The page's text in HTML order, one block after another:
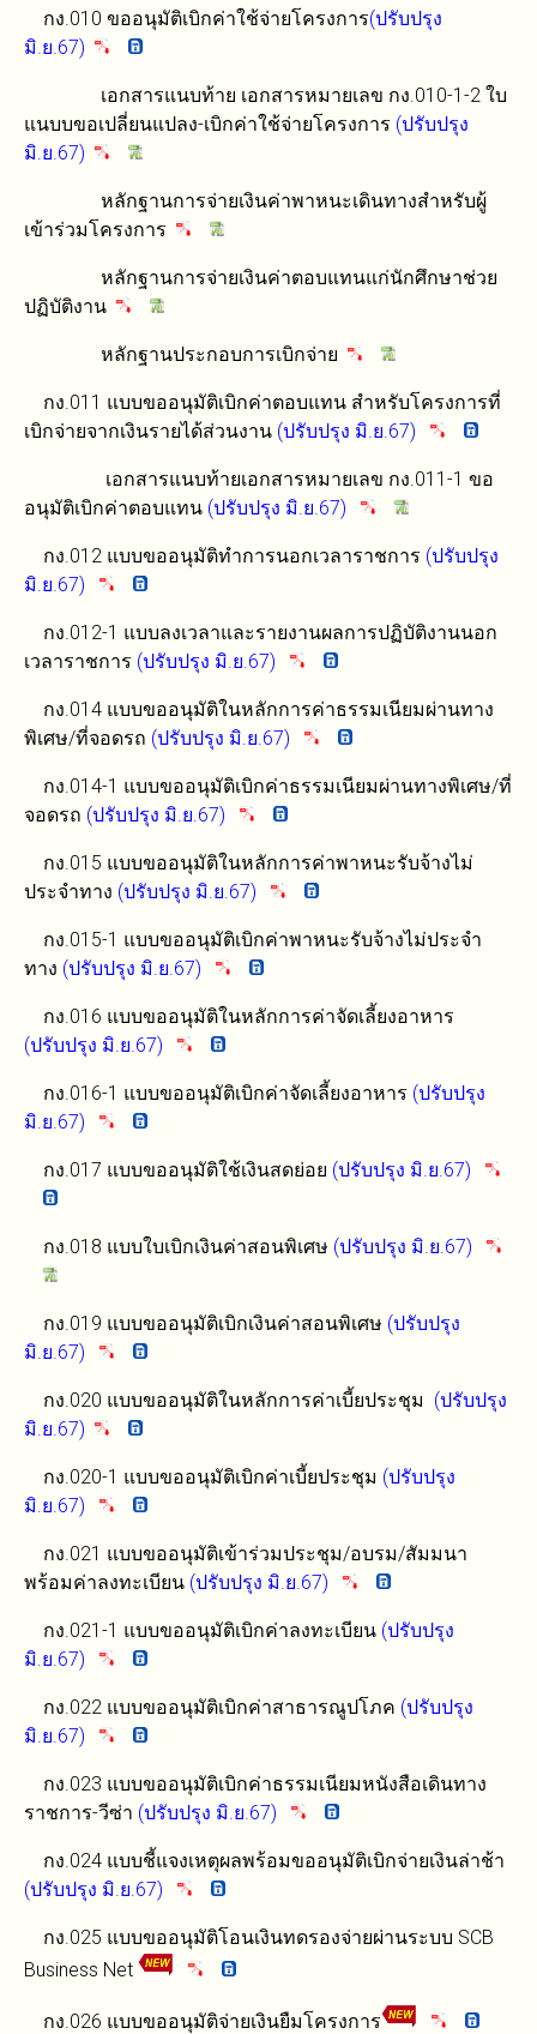
กง.010 ขออนุมัติเบิกค่าใช้จ่ายโครงการ(ปรับปรุง
มิ.ย.67)
เอกสารแนบท้าย เอกสารหมายเลข กง.010-1-2 ใบ
แนบบขอเปลี่ยนแปลง-เบิกค่าใช้จ่ายโครงการ (ปรับปรุง
มิ.ย.67)
หลักฐานการจ่ายเงินค่าพาหนะเดินทางสำหรับผู้
เข้าร่วมโครงการ
หลักฐานการจ่ายเงินค่าตอบแทนแก่นักศึกษาช่วย
ปฏิบัติงาน
หลักฐานประกอบการเบิกจ่าย
กง.011 แบบขออนุมัติเบิกค่าตอบแทน สำหรับโครงการที่
เบิกจ่ายจากเงินรายได้ส่วนงาน (ปรับปรุง มิ.ย.67)
เอกสารแนบท้ายเอกสารหมายเลข กง.011-1 ขอ
อนุมัติเบิกค่าตอบแทน (ปรับปรุง มิ.ย.67)
กง.012 แบบขออนุมัติทำการนอกเวลาราชการ (ปรับปรุง
มิ.ย.67)
กง.012-1 แบบลงเวลาและรายงานผลการปฏิบัติงานนอก
เวลาราชการ (ปรับปรุง มิ.ย.67)
กง.014 แบบขออนุมัติในหลักการค่าธรรมเนียมผ่านทาง
พิเศษ/ที่จอดรถ (ปรับปรุง มิ.ย.67)
กง.014-1 แบบขออนุมัติเบิกค่าธรรมเนียมผ่านทางพิเศษ/ที่
จอดรถ (ปรับปรุง มิ.ย.67)
กง.015 แบบขออนุมัติในหลักการค่าพาหนะรับจ้างไม่
ประจำทาง (ปรับปรุง มิ.ย.67)
กง.015-1 แบบขออนุมัติเบิกค่าพาหนะรับจ้างไม่ประจำ
ทาง (ปรับปรุง มิ.ย.67)
กง.016 แบบขออนุมัติในหลักการค่าจัดเลี้ยงอาหาร
(ปรับปรุง มิ.ย.67)
กง.016-1 แบบขออนุมัติเบิกค่าจัดเลี้ยงอาหาร (ปรับปรุง
มิ.ย.67)
กง.017 แบบขออนุมัติใช้เงินสดย่อย (ปรับปรุง มิ.ย.67)
กง.018 แบบใบเบิกเงินค่าสอนพิเศษ (ปรับปรุง มิ.ย.67)
กง.019 แบบขออนุมัติเบิกเงินค่าสอนพิเศษ (ปรับปรุง
มิ.ย.67)
กง.020 แบบขออนุมัติในหลักการค่าเบี้ยประชุม (ปรับปรุง
มิ.ย.67)
กง.020-1 แบบขออนุมัติเบิกค่าเบี้ยประชุม (ปรับปรุง
มิ.ย.67)
กง.021 แบบขออนุมัติเข้าร่วมประชุม/อบรม/สัมมนา
พร้อมค่าลงทะเบียน (ปรับปรุง มิ.ย.67)
กง.021-1 แบบขออนุมัติเบิกค่าลงทะเบียน (ปรับปรุง
มิ.ย.67)
กง.022 แบบขออนุมัติเบิกค่าสาธารณูปโภค (ปรับปรุง
มิ.ย.67)
กง.023 แบบขออนุมัติเบิกค่าธรรมเนียมหนังสือเดินทาง
ราชการ-วีซ่า (ปรับปรุง มิ.ย.67)
กง.024 แบบชี้แจงเหตุผลพร้อมขออนุมัติเบิกจ่ายเงินล่าช้า
(ปรับปรุง มิ.ย.67)
กง.025 แบบขออนุมัติโอนเงินทดรองจ่ายผ่านระบบ SCB
Business Net
กง.026 แบบขออนุมัติจ่ายเงินยืมโครงการ